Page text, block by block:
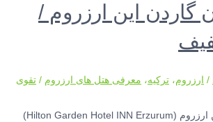
گاردن این ارزروم /
/ ارزروم،ترکیه، معرفی هتل های ارزروم /تقوی
هتل هیلتون گاردن این ارزروم (Hilton Garden Hotel INN Erzurum)